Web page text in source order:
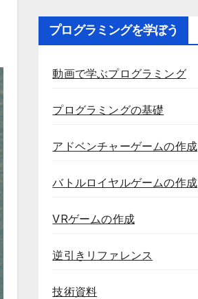
プログラミングを学ぼう
動画で学ぶプログラミング
プログラミングの基礎
アドベンチャーゲームの作成
バトルロイヤルゲームの作成
VRゲームの作成
逆引きリファレンス
技術資料